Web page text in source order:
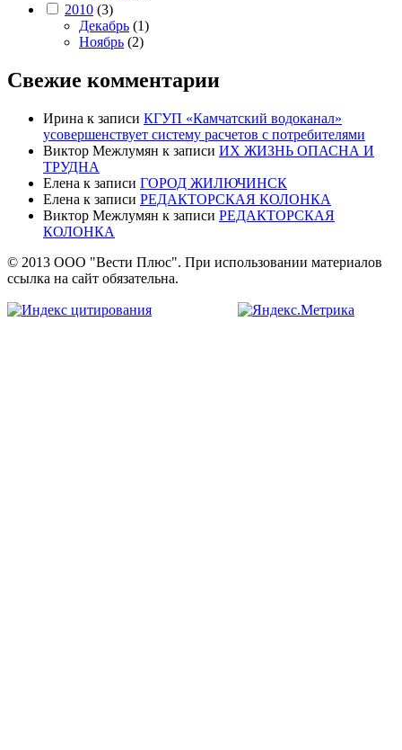
2010 (3)
Декабрь (1)
Ноябрь (2)
Свежие комментарии
Ирина к записи КГУП «Камчатский водоканал»
усовершенствует систему расчетов с потребителями
Виктор Межлумян к записи ИХ ЖИЗНЬ ОПАСНА И
ТРУДНА
Елена к записи ГОРОД ЖИЛЮЧИНСК
Елена к записи РЕДАКТОРСКАЯ КОЛОНКА
Виктор Межлумян к записи РЕДАКТОРСКАЯ
КОЛОНКА
© 2013 ООО "Вести Плюс". При использовании материалов
ссылка на сайт обязательна.